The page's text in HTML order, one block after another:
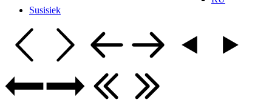
Susisiek